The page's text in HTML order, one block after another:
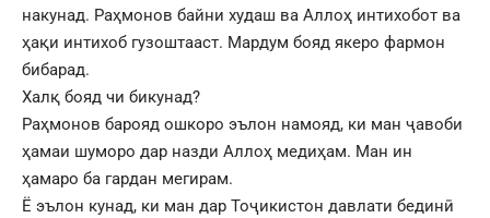
накунад. Раҳмонов байни худаш ва Аллоҳ интихобот ва
ҳақи интихоб гузоштааст. Мардум бояд якеро фармон
бибарад.
Халқ бояд чи бикунад?
Раҳмонов барояд ошкоро эълон намояд, ки ман ҷавоби
ҳамаи шуморо дар назди Аллоҳ медиҳам. Ман ин
ҳамаро ба гардан мегирам.
Ё эълон кунад, ки ман дар Тоҷикистон давлати бединӣ